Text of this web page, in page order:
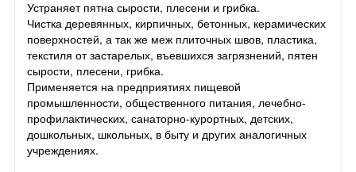
Устраняет пятна сырости, плесени и грибка.
Чистка деревянных, кирпичных, бетонных, керамических
поверхностей, а так же меж плиточных швов, пластика,
текстиля от застарелых, въевшихся загрязнений, пятен
сырости, плесени, грибка.
Применяется на предприятиях пищевой
промышленности, общественного питания, лечебно-
профилактических, санаторно-курортных, детских,
дошкольных, школьных, в быту и других аналогичных
учреждениях.